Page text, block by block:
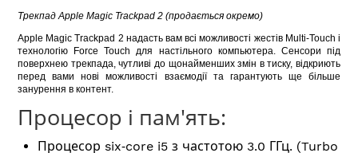
Трекпад Apple Magic Trackpad 2 (продається окремо)
Apple Magic Trackpad 2 надасть вам всі можливості жестів Multi-Touch і
технологію Force Touch для настільного компьютера. Сенсори під
поверхнею трекпада, чутливі до щонайменших змін в тиску, відкриють
перед вами нові можливості взаємодії та гарантують ще більше
занурення в контент.
Процесор і пам'ять:
Процесор six‑core i5 з частотою 3.0 ГГц. (Turbo